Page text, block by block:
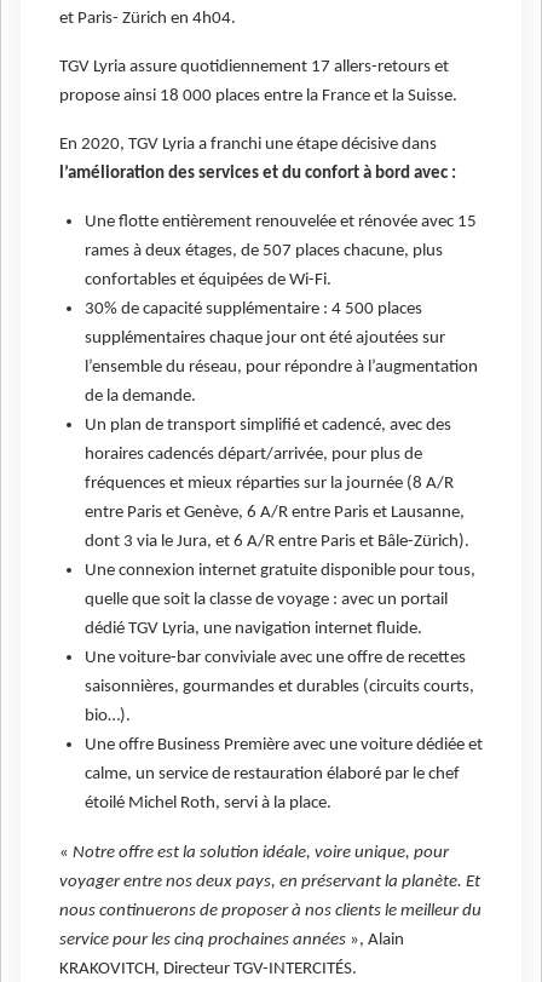
et Paris- Zürich en 4h04.
TGV Lyria assure quotidiennement 17 allers-retours et
propose ainsi 18 000 places entre la France et la Suisse.
En 2020, TGV Lyria a franchi une étape décisive dans
l’amélioration des services et du confort à bord avec :
Une flotte entièrement renouvelée et rénovée avec 15
rames à deux étages, de 507 places chacune, plus
confortables et équipées de Wi-Fi.
30% de capacité supplémentaire : 4 500 places
supplémentaires chaque jour ont été ajoutées sur
l’ensemble du réseau, pour répondre à l’augmentation
de la demande.
Un plan de transport simplifié et cadencé, avec des
horaires cadencés départ/arrivée, pour plus de
fréquences et mieux réparties sur la journée (8 A/R
entre Paris et Genève, 6 A/R entre Paris et Lausanne,
dont 3 via le Jura, et 6 A/R entre Paris et Bâle-Zürich).
Une connexion internet gratuite disponible pour tous,
quelle que soit la classe de voyage : avec un portail
dédié TGV Lyria, une navigation internet fluide.
Une voiture-bar conviviale avec une offre de recettes
saisonnières, gourmandes et durables (circuits courts,
bio…).
Une offre Business Première avec une voiture dédiée et
calme, un service de restauration élaboré par le chef
étoilé Michel Roth, servi à la place.
« Notre offre est la solution idéale, voire unique, pour
voyager entre nos deux pays, en préservant la planète. Et
nous continuerons de proposer à nos clients le meilleur du
service pour les cinq prochaines années », Alain
KRAKOVITCH, Directeur TGV-INTERCITÉS.